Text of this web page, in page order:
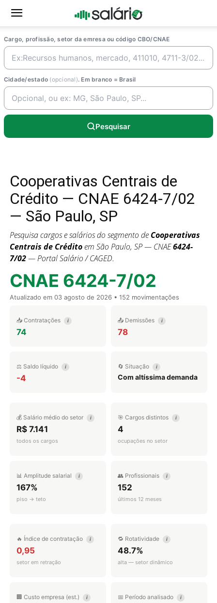
Cargo, profissão, setor da emresa ou código CBO/CNAE
Cidade/estado (opcional). Em branco = Brasil
Pesquisar
Cooperativas Centrais de
Crédito — CNAE 6424-7/02
— São Paulo, SP
Pesquisa cargos e salários do segmento de Cooperativas
Centrais de Créditoem São Paulo, SP — CNAE6424-
7/02— Portal Salário / CAGED.
CNAE 6424-7/02
Atualizado em 03 agosto de 2026 • 152 movimentações
📥 Contratações i
74
📤 Demissões i
78
⚖️ Saldo líquido i
-4
🔄 Situação i
Com altíssima demanda
💰 Salário médio do setor i
R$ 7.141
todos os cargos
🎯 Cargos distintos i
4
ocupações no setor
📊 Amplitude salarial i
167%
piso → teto
👥 Profissionais i
152
últimos 12 meses
🔥 Índice de contratação i
0,95
setor em retração
🔁 Rotatividade i
48.7%
alta — setor dinâmico
🏢 Custo empresa (est.) i 📅 Período analisado i